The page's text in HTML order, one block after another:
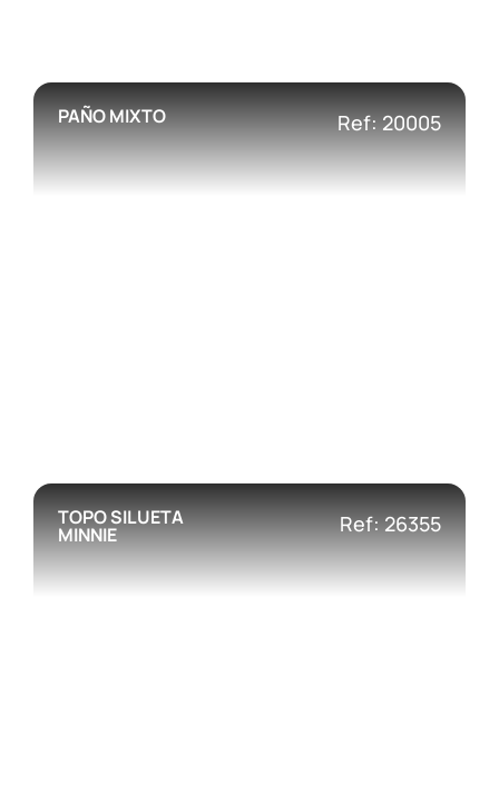
PAÑO MIXTO Ref: 20005
TOPO SILUETA
MINNIE Ref: 26355